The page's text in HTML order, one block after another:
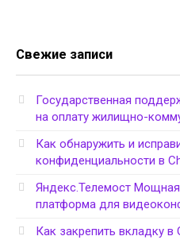
Свежие записи
Государственная
на оплату жилищно-
Как обнаружить и
конфиденциальности в
Яндекс.Телемост
платформа для
Как закрепить вкладку